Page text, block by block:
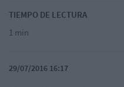
TIEMPO DE LECTURA
1 min
29/07/2016 16:17